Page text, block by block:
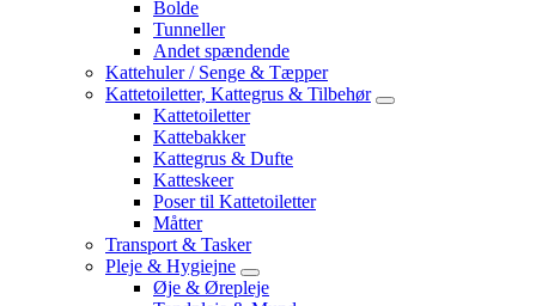
Bolde
Tunneller
Andet spændende
Kattehuler / Senge & Tæpper
Kattetoiletter, Kattegrus & Tilbehør
Kattetoiletter
Kattebakker
Kattegrus & Dufte
Katteskeer
Poser til Kattetoiletter
Måtter
Transport & Tasker
Pleje & Hygiejne
Øje & Ørepleje